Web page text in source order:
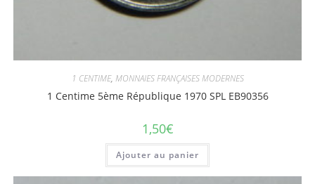
1 CENTIME, MONNAIES FRANÇAISES MODERNES
1 Centime 5ème République 1970 SPL EB90356
1,50€
Ajouter au panier